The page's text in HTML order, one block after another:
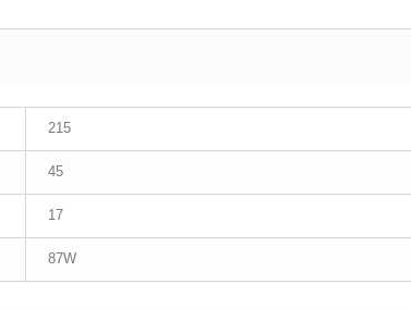
215
45
17
87W